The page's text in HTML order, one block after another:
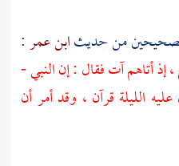
من حديثابن عمر:
إذ أتاهم آت فقال : إن النبي -
الليلة قرآن ، وقد أمر أن